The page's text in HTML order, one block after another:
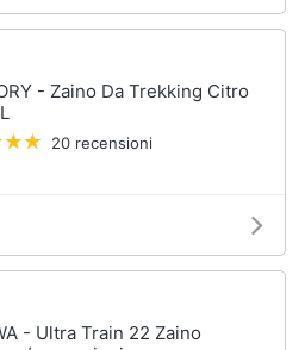
- Zaino Da Trekking Citro
20 recensioni
- Ultra Train 22 Zaino